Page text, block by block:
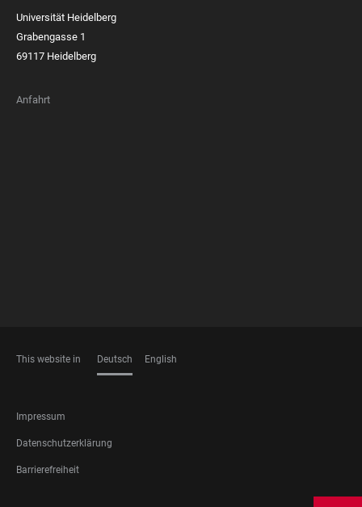
Universität Heidelberg
Grabengasse 1
69117 Heidelberg
Anfahrt
This website in Deutsch English
FOOTER
LEGAL
Impressum
Datenschutzerklärung
Barrierefreiheit